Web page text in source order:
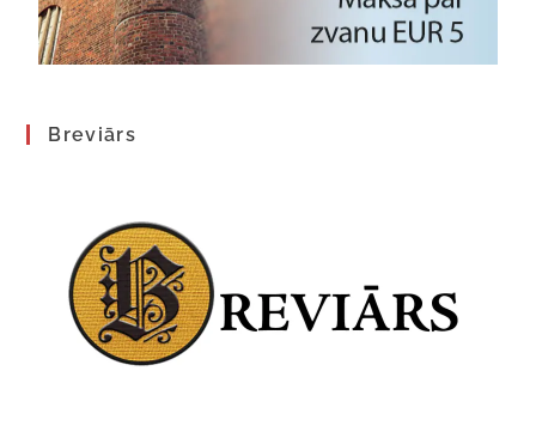
Breviārs